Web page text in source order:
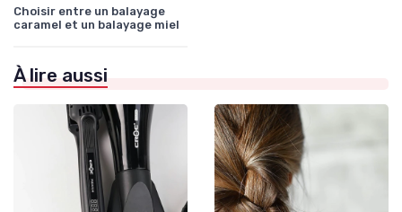
Choisir entre un balayage
caramel et un balayage miel
À lire aussi